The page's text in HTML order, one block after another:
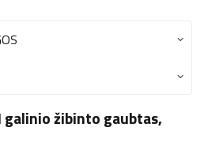
galinio žibinto gaubtas,